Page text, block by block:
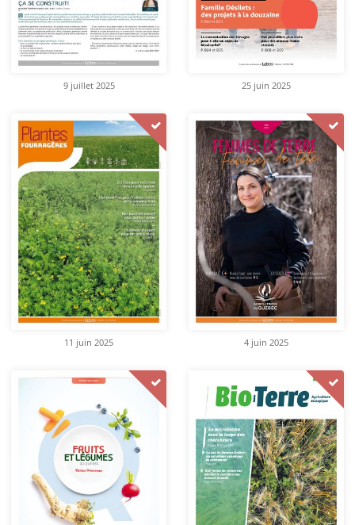
9 juillet 2025 25 juin 2025
11 juin 2025 4 juin 2025